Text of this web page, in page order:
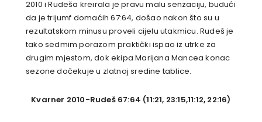
2010 i Rudeša kreirala je pravu malu senzaciju, budući
da je trijumf domaćih 67:64, došao nakon što su u
rezultatskom minusu proveli cijelu utakmicu. Rudeš je
tako sedmim porazom praktički ispao iz utrke za
drugim mjestom, dok ekipa Marijana Mancea konac
sezone dočekuje u zlatnoj sredine tablice.
Kvarner 2010-Rudeš 67:64 (11:21, 23:15,11:12, 22:16)